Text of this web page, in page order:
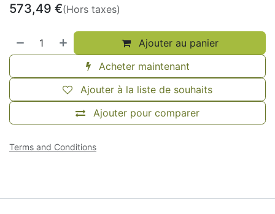
573,49 €(Hors taxes)
Ajouter au panier
Acheter maintenant
Ajouter pour comparer
Ajouter à la liste de souhaits
Terms and Conditions